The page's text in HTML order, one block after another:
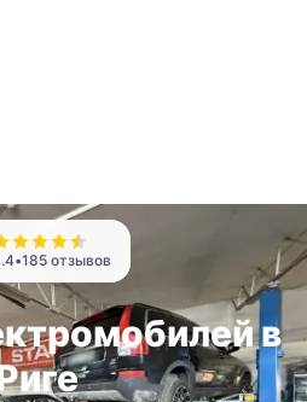
•185 отзывов
в